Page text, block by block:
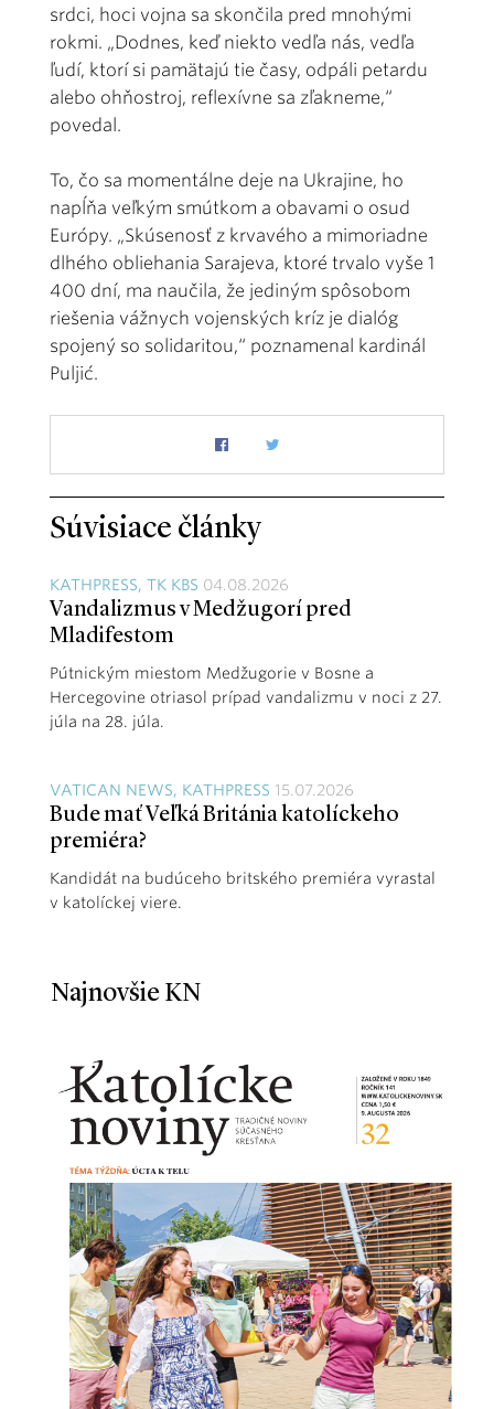
srdci, hoci vojna sa skončila pred mnohými
rokmi. „Dodnes, keď niekto vedľa nás, vedľa
ľudí, ktorí si pamätajú tie časy, odpáli petardu
alebo ohňostroj, reflexívne sa zľakneme,“
povedal.
To, čo sa momentálne deje na Ukrajine, ho
napĺňa veľkým smútkom a obavami o osud
Európy. „Skúsenosť z krvavého a mimoriadne
dlhého obliehania Sarajeva, ktoré trvalo vyše 1
400 dní, ma naučila, že jediným spôsobom
riešenia vážnych vojenských kríz je dialóg
spojený so solidaritou,“ poznamenal kardinál
Puljić.
Súvisiace články
KATHPRESS, TK KBS 04.08.2026
Vandalizmus v Medžugorí pred
Mladifestom
Pútnickým miestom Medžugorie v Bosne a
Hercegovine otriasol prípad vandalizmu v noci z 27.
júla na 28. júla.
VATICAN NEWS, KATHPRESS 15.07.2026
Bude mať Veľká Británia katolíckeho
premiéra?
Kandidát na budúceho britského premiéra vyrastal
v katolíckej viere.
Najnovšie KN